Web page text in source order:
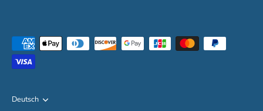
Sprache
Deutsch